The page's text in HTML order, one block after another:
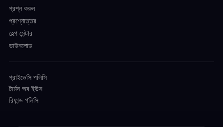
প্রশ্ন করুন
প্রশ্নোত্তর
হেল্প সেন্টার
ডাউনলোড
প্রাইভেসি পলিসি
টার্মস অব ইউস
রিফান্ড পলিসি